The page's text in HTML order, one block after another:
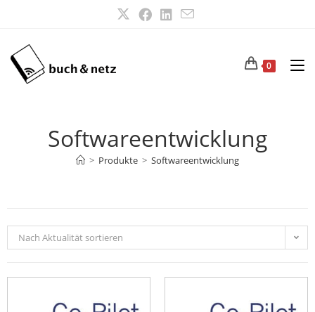
0
Softwareentwicklung
> Produkte > Softwareentwicklung
Nach Aktualität sortieren